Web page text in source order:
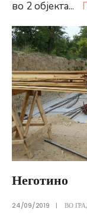
во 2 објекта...
Неготино
24/09/2019 | ВО